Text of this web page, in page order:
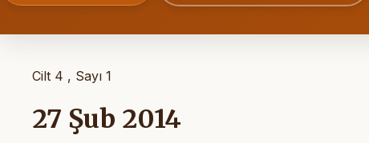
Cilt 4 , Sayı 1
27 Şub 2014